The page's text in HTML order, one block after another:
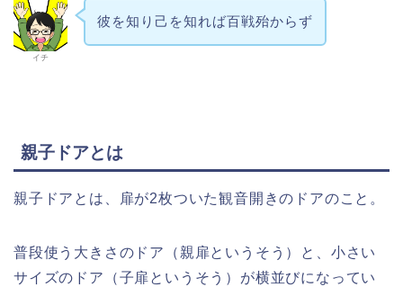
イチ
彼を知り己を知れば百戦殆からず
親子ドアとは
親子ドアとは、扉が2枚ついた観音開きのドアのこと。
普段使う大きさのドア（親扉というそう）と、小さい
サイズのドア（子扉というそう）が横並びになってい